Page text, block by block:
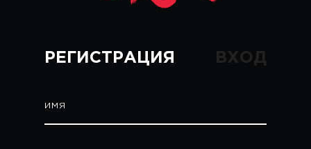
РЕГИСТРАЦИЯ ВХОД
ИМЯ